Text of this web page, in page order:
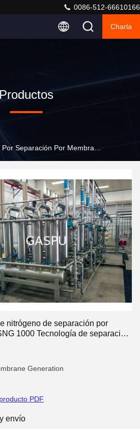
0086-512-66610166
Charla
Productos
Separación Por Membrana
1000 Tecnología de
el suministro continuo de
nitrógeno de separación por
1000 Tecnología de separación
Generation
PDF
envío